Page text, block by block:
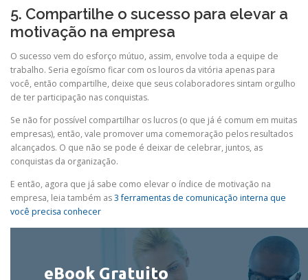
5. Compartilhe o sucesso para elevar a
motivação na empresa
O sucesso vem do esforço mútuo, assim, envolve toda a equipe de
trabalho. Seria egoísmo ficar com os louros da vitória apenas para
você, então compartilhe, deixe que seus colaboradores sintam orgulho
de ter participação nas conquistas.
Se não for possível compartilhar os lucros (o que já é comum em muitas
empresas), então, vale promover uma comemoração pelos resultados
alcançados. O que não se pode é deixar de celebrar, juntos, as
conquistas da organização.
E então, agora que já sabe como elevar o índice de motivação na
empresa, leia também as3 ferramentas de comunicação interna que
você precisa conhecer